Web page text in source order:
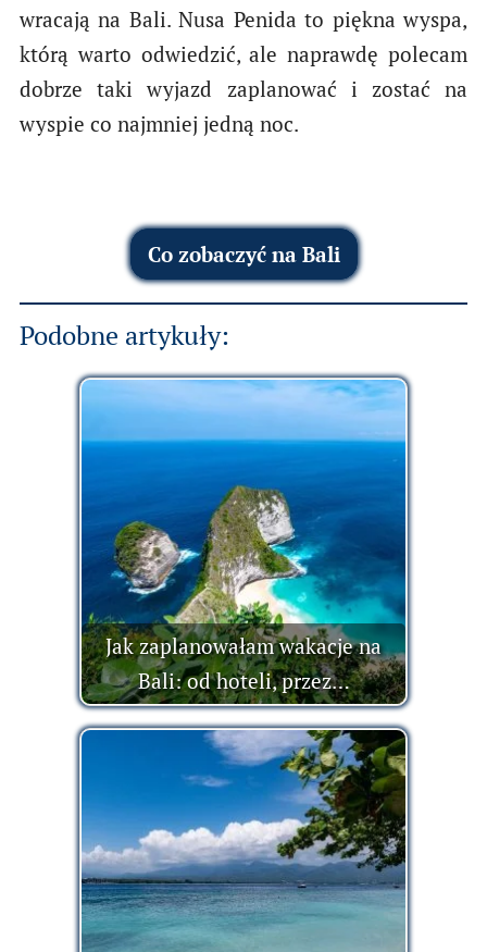
wracają na Bali. Nusa Penida to piękna wyspa,
którą warto odwiedzić, ale naprawdę polecam
dobrze taki wyjazd zaplanować i zostać na
wyspie co najmniej jedną noc.
Co zobaczyć na Bali
Podobne artykuły:
Jak zaplanowałam wakacje na
Bali: od hoteli, przez…